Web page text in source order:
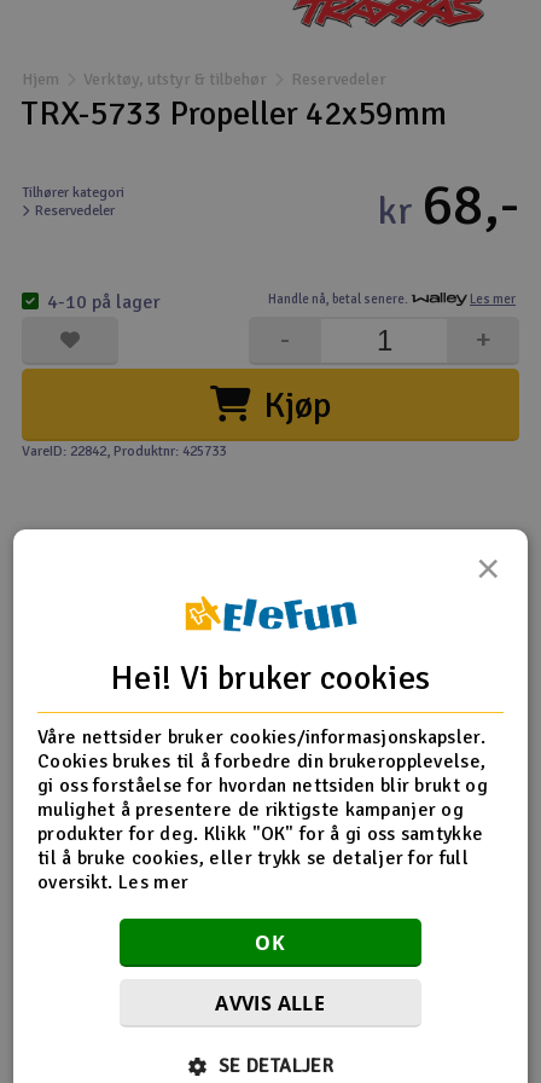
Droner
Fly
Helikopter
Kamerautstyr
Modellbygging, LEGO & byggesett
Modelljernbane
Motor & tilbehør
Raketter
Smarthjem, lek & hobby
Solenergi
Sparkesykler & elkjøretøy
Verktøy, utstyr & tilbehør
Hjem Verktøy, utstyr & tilbehør Reservedeler
TRX-5733 Propeller 42x59mm
Tilhører kategori
Reservedeler
Handle nå, betal senere. Les mer
kr 68,-
Kjøp
+
-
4-10 på lager
VareID: 22842, Produktnr: 425733
Tips en venn Anmeldelser
Produktinformasjon
TRX-5733 Propeller 42x59mm
Flere detaljer
Produktet er
Reservedeler Traxxas
Traxxas Spartan 2.4GHz
×
Hei! Vi bruker cookies
Våre nettsider bruker cookies/informasjonskapsler.
Cookies brukes til å forbedre din brukeropplevelse,
gi oss forståelse for hvordan nettsiden blir brukt og
mulighet å presentere de riktigste kampanjer og
produkter for deg. Klikk "OK" for å gi oss samtykke
til å bruke cookies, eller trykk se detaljer for full
oversikt. Les mer
OK
AVVIS ALLE
SE DETALJER